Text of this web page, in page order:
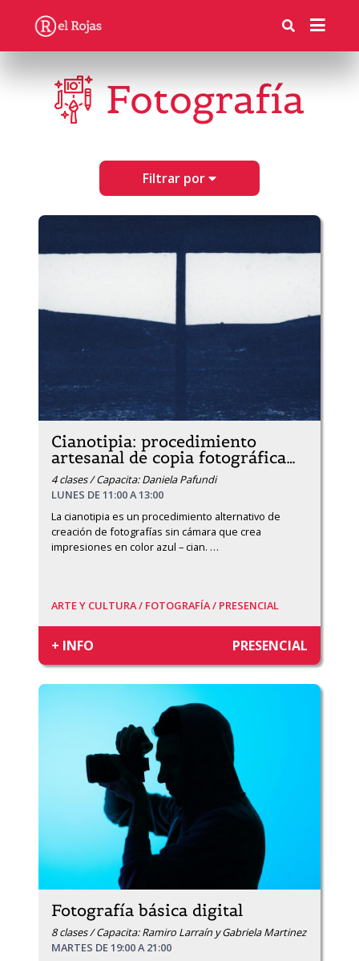
Fotografía
Filtrar por
Cianotipia: procedimiento
artesanal de copia fotográfica…
4 clases / Capacita: Daniela Pafundi
LUNES DE 11:00 A 13:00
La cianotipia es un procedimiento alternativo de
creación de fotografías sin cámara que crea
impresiones en color azul – cian. …
ARTE Y CULTURA / FOTOGRAFÍA / PRESENCIAL
+ INFO PRESENCIAL
Fotografía básica digital
8 clases / Capacita: Ramiro Larraín y Gabriela Martinez
MARTES DE 19:00 A 21:00